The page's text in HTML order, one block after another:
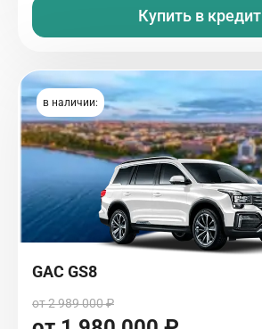
Купить в кредит
в наличии:
GAC GS8
от 2 989 000 ₽